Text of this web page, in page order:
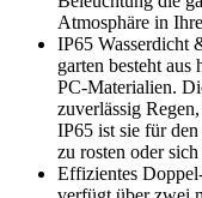
Atmosphäre in
IP65 Wasserdicht
garten besteht
PC-Materialien.
zuverlässig
IP65 ist sie für
zu rosten oder
Effizientes